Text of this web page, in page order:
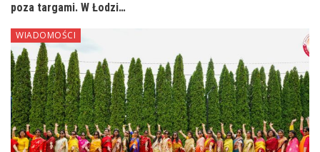
poza targami. W Łodzi…
WIADOMOŚCI